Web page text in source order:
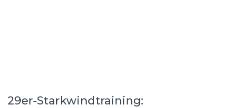
29er-Starkwindtraining: